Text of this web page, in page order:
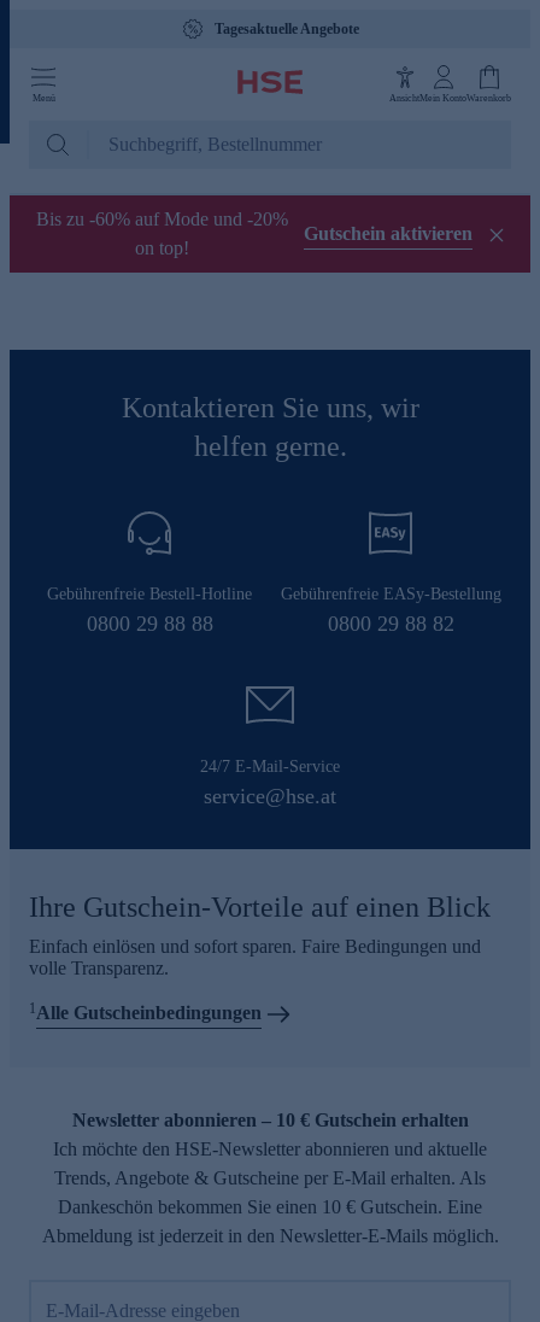
Tagesaktuelle Angebote
Menü AnsichtMein KontoWarenkorb
Bis zu -60% auf Mode und -20%
on top!
Gutschein aktivieren
Kontaktieren Sie uns, wir
helfen gerne.
Gebührenfreie Bestell-Hotline
0800 29 88 88
Gebührenfreie EASy-Bestellung
0800 29 88 82
24/7 E-Mail-Service
service@hse.at
Ihre Gutschein-Vorteile auf einen Blick
Einfach einlösen und sofort sparen. Faire Bedingungen und
volle Transparenz.
1Alle Gutscheinbedingungen
Newsletter abonnieren – 10 € Gutschein erhalten
Ich möchte den HSE-Newsletter abonnieren und aktuelle
Trends, Angebote & Gutscheine per E-Mail erhalten. Als
Dankeschön bekommen Sie einen 10 € Gutschein. Eine
Abmeldung ist jederzeit in den Newsletter-E-Mails möglich.
E-Mail-Adresse eingeben